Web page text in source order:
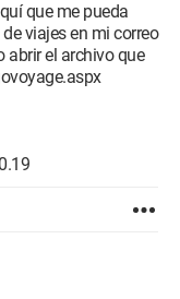
que me pueda
viajes en mi correo
abrir el archivo que